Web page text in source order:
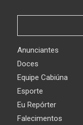
Anunciantes
Doces
Equipe Cabiúna
Esporte
Eu Repórter
Falecimentos